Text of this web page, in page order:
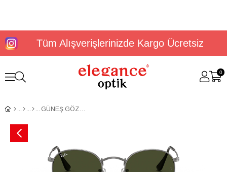
Tüm Alışverişlerinizde Kargo Ücretsiz
0
GÜNEŞ GÖZLÜĞÜ RAYBAN RB3447 02953